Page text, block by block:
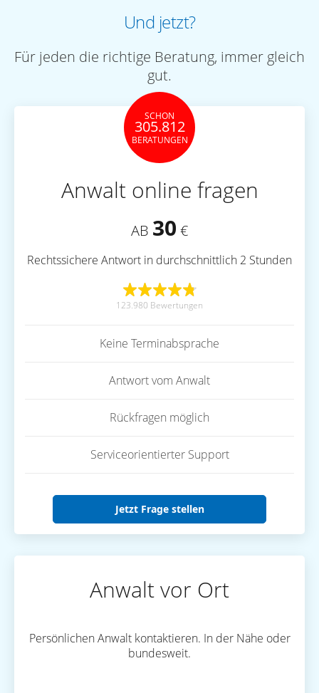
Und jetzt?
Für jeden die richtige Beratung, immer gleich
gut.
SCHON
305.812
BERATUNGEN
Anwalt online fragen
AB 30 €
Rechtssichere Antwort in durchschnittlich 2 Stunden
123.980 Bewertungen
Keine Terminabsprache
Antwort vom Anwalt
Rückfragen möglich
Serviceorientierter Support
Jetzt Frage stellen
Anwalt vor Ort
Persönlichen Anwalt kontaktieren. In der Nähe oder
bundesweit.